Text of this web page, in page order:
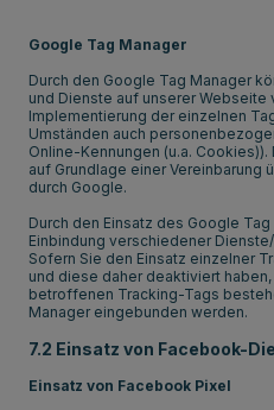
Google Tag Manager
Durch den Google Tag Manager
und Dienste auf unserer Webseite
Implementierung der einzelnen
Umständen auch
Online-Kennungen (u.a.
auf Grundlage einer Vereinbarung
durch Google.
Durch den Einsatz des Google
Einbindung verschiedener
Sofern Sie den Einsatz einzelner
und diese daher deaktiviert
betroffenen Tracking-Tags
Manager eingebunden werden.
7.2 Einsatz von Facebook-
Einsatz von Facebook Pixel